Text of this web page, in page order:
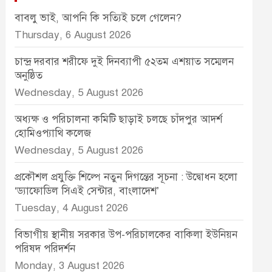
বাবলু ভাই, আপনি কি সত্যিই চলে গেলেন?
Thursday, 6 August 2026
চান্দ্র দরবার শরীফে দুই দিনব্যাপী ৫২তম এশয়াত সম্মেলন
অনুষ্ঠিত
Wednesday, 5 August 2026
অধ্যক্ষ ও পরিচালনা কমিটি ছাড়াই চলছে চাঁদপুর আদর্শ
হোমিওপ্যাথি কলেজ
Wednesday, 5 August 2026
প্রকৌশল প্রযুক্তি শিল্পে নতুন দিগন্তের সূচনা : উদ্বোধন হলো
‘ড্যাফোডিল সিএই সেন্টার, বাংলাদেশ’
Tuesday, 4 August 2026
বিভাগীয় স্থানীয় সরকার উপ-পরিচালকের বাকিলা ইউনিয়ন
পরিষদ পরিদর্শন
Monday, 3 August 2026